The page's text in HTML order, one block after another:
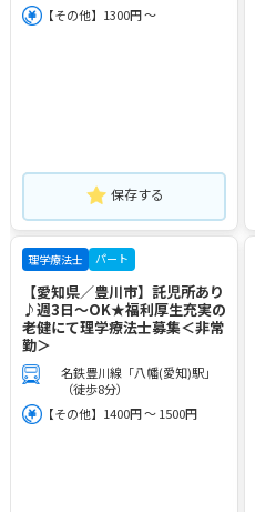
【その他】1300円 ～
保存する
理学療法士 パート
【愛知県／豊川市】託児所あり
♪週3日～OK★福利厚生充実の
老健にて理学療法士募集＜非常
勤＞
名鉄豊川線「八幡(愛知)駅」
（徒歩8分）
【その他】1400円 ～ 1500円